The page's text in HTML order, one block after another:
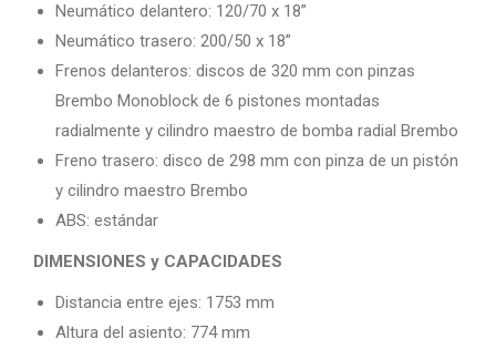
Neumático delantero: 120/70 x 18”
Neumático trasero: 200/50 x 18”
Frenos delanteros: discos de 320 mm con pinzas
Brembo Monoblock de 6 pistones montadas
radialmente y cilindro maestro de bomba radial Brembo
Freno trasero: disco de 298 mm con pinza de un pistón
y cilindro maestro Brembo
ABS: estándar
DIMENSIONES y CAPACIDADES
Distancia entre ejes: 1753 mm
Altura del asiento: 774 mm